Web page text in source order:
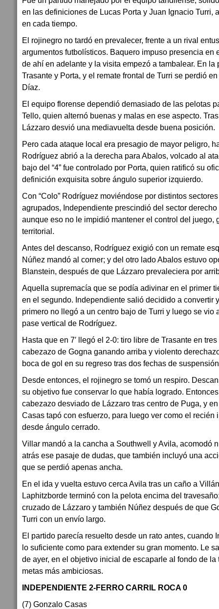
en las definiciones de Lucas Porta y Juan Ignacio Turri,
en cada tiempo.
El rojinegro no tardó en prevalecer, frente a un rival
argumentos futbolísticos. Baquero impuso presencia en
de ahí en adelante y la visita empezó a tambalear. En la
Trasante y Porta, y el remate frontal de Turri se perdió
Díaz.
El equipo florense dependió demasiado de las pelotas
Tello, quien alternó buenas y malas en ese aspecto.
Lázzaro desvió una mediavuelta desde buena posición.
Pero cada ataque local era presagio de mayor peligro,
Rodríguez abrió a la derecha para Abalos, volcado al
bajo del “4” fue controlado por Porta, quien ratificó su
definición exquisita sobre ángulo superior izquierdo.
Con “Colo” Rodríguez moviéndose por distintos
agrupados, Independiente prescindió del sector
aunque eso no le impidió mantener el control del juego,
territorial.
Antes del descanso, Rodríguez exigió con un remate
Núñez mandó al corner; y del otro lado Abalos estuvo
Blanstein, después de que Lázzaro prevaleciera por
Aquella supremacía que se podía adivinar en el primer
en el segundo. Independiente salió decidido a convertir
primero no llegó a un centro bajo de Turri y luego se vio
pase vertical de Rodríguez.
Hasta que en 7′ llegó el 2-0: tiro libre de Trasante en
cabezazo de Gogna ganando arriba y violento
boca de gol en su regreso tras dos fechas de
Desde entonces, el rojinegro se tomó un respiro.
su objetivo fue conservar lo que había logrado.
cabezazo desviado de Lázzaro tras centro de Puga, y
Casas tapó con esfuerzo, para luego ver como el recién
desde ángulo cerrado.
Villar mandó a la cancha a Southwell y Avila, acomodó
atrás ese pasaje de dudas, que también incluyó una
que se perdió apenas ancha.
En el ida y vuelta estuvo cerca Avila tras un caño a
Laphitzborde terminó con la pelota encima del
cruzado de Lázzaro y también Núñez después de que
Turri con un envío largo.
El partido parecía resuelto desde un rato antes, cuando
lo suficiente como para extender su gran momento. Le
de ayer, en el objetivo inicial de escaparle al fondo de
metas más ambiciosas.
INDEPENDIENTE 2-FERRO CARRIL ROCA 0
(7) Gonzalo Casas